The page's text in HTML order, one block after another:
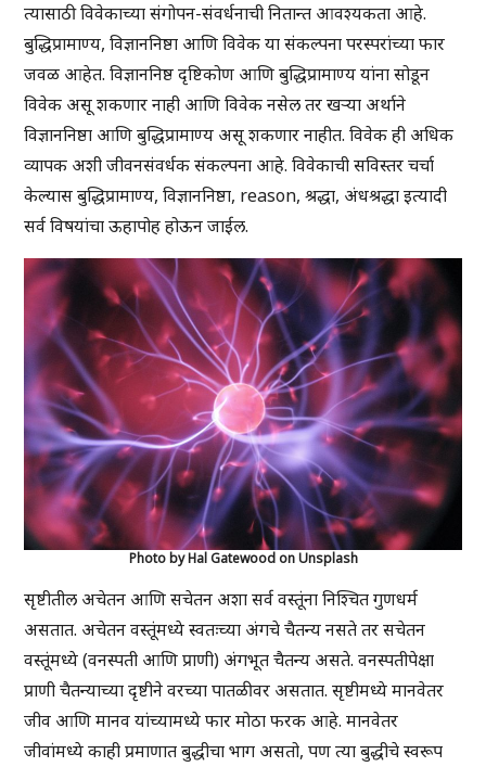
त्यासाठी विवेकाच्या संगोपन-संवर्धनाची नितान्त आवश्यकता आहे.
बुद्धिप्रामाण्य, विज्ञाननिष्ठा आणि विवेक या संकल्पना परस्परांच्या फार
जवळ आहेत. विज्ञाननिष्ठ दृष्टिकोण आणि बुद्धिप्रामाण्य यांना सोडून
विवेक असू शकणार नाही आणि विवेक नसेल तर खऱ्या अर्थाने
विज्ञाननिष्ठा आणि बुद्धिप्रामाण्य असू शकणार नाहीत. विवेक ही अधिक
व्यापक अशी जीवनसंवर्धक संकल्पना आहे. विवेकाची सविस्तर चर्चा
केल्यास बुद्धिप्रामाण्य, विज्ञाननिष्ठा, reason, श्रद्धा, अंधश्रद्धा इत्यादी
सर्व विषयांचा ऊहापोह होऊन जाईल.
Photo by Hal Gatewood on Unsplash
सृष्टीतील अचेतन आणि सचेतन अशा सर्व वस्तूंना निश्चित गुणधर्म
असतात. अचेतन वस्तूंमध्ये स्वतःच्या अंगचे चैतन्य नसते तर सचेतन
वस्तूंमध्ये (वनस्पती आणि प्राणी) अंगभूत चैतन्य असते. वनस्पतीपेक्षा
प्राणी चैतन्याच्या दृष्टीने वरच्या पातळीवर असतात. सृष्टीमध्ये मानवेतर
जीव आणि मानव यांच्यामध्ये फार मोठा फरक आहे. मानवेतर
जीवांमध्ये काही प्रमाणात बुद्धीचा भाग असतो, पण त्या बुद्धीचे स्वरूप